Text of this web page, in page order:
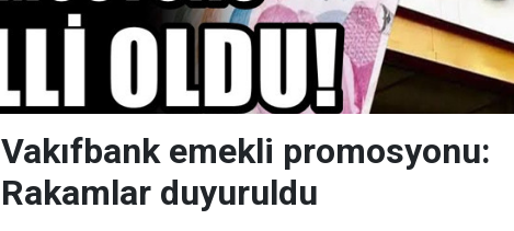
Vakıfbank emekli promosyonu:
Rakamlar duyuruldu